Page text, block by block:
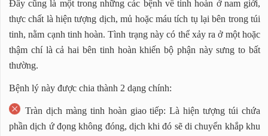
Đây cũng là một trong những các bệnh về tinh hoàn ở nam giới,
thực chất là hiện tượng dịch, mủ hoặc máu tích tụ lại bên trong túi
tinh, nằm cạnh tinh hoàn. Tình trạng này có thể xảy ra ở một hoặc
thậm chí là cả hai bên tinh hoàn khiến bộ phận này sưng to bất
thường.
Bệnh lý này được chia thành 2 dạng chính:
Tràn dịch màng tinh hoàn giao tiếp: Là hiện tượng túi chứa
phần dịch ứ đọng không đóng, dịch khi đó sẽ di chuyển khắp khu